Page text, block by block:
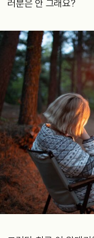
러분은 안 그래요?